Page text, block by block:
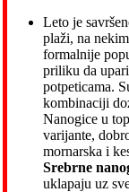
Leto je
plaži, na
formalnije
priliku da
potpeticama.
kombinaciji
Nanogice u
varijante,
mornarska i
Srebrne
uklapaju uz